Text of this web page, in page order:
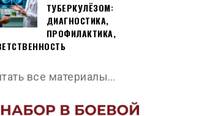
ТУБЕРКУЛЁЗОМ:
ДИАГНОСТИКА,
ПРОФИЛАКТИКА,
все материалы…